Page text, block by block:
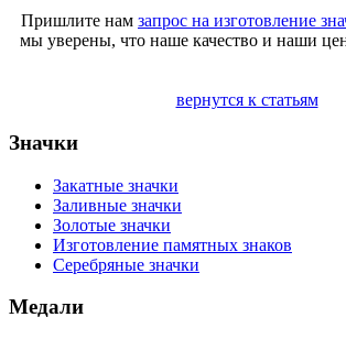
Пришлите нам запрос на изготовление
мы уверены, что наше качество и наши
вернутся к статьям
Значки
Закатные значки
Заливные значки
Золотые значки
Изготовление памятных знаков
Серебряные значки
Медали